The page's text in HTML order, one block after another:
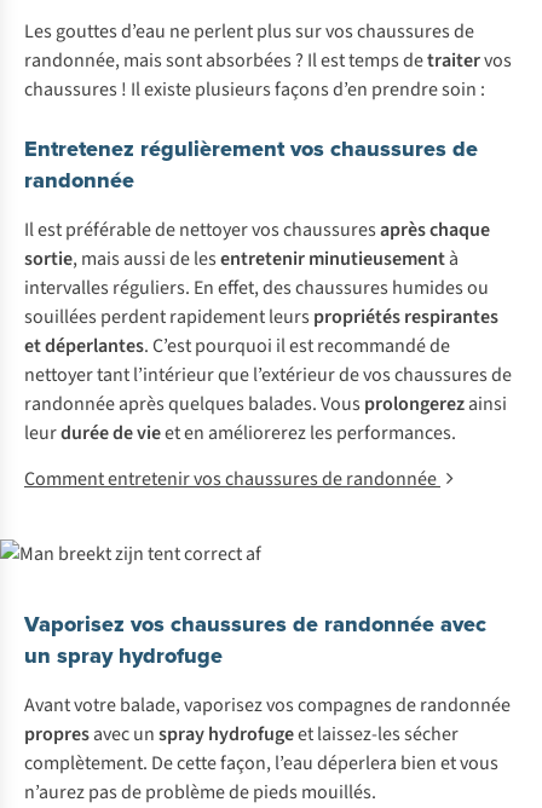
Les gouttes d’eau ne perlent plus sur vos chaussures de
randonnée, mais sont absorbées ? Il est temps detraitervos
chaussures ! Il existe plusieurs façons d’en prendre soin :
Entretenez régulièrement vos chaussures de
randonnée
Il est préférable de nettoyer vos chaussuresaprès chaque
sortie, mais aussi de lesentretenir minutieusementà
intervalles réguliers. En effet, des chaussures humides ou
souillées perdent rapidement leurs propriétés respirantes
et déperlantes. C’est pourquoi il est recommandé de
nettoyer tant l’intérieur que l’extérieur de vos chaussures de
randonnée après quelques balades. Vous prolongerezainsi
leurdurée de vieet en améliorerez les performances.
Comment entretenir vos chaussures de randonnée
Vaporisez vos chaussures de randonnée avec
un spray hydrofuge
Avant votre balade, vaporisez vos compagnes de randonnée
propresavec unspray hydrofugeet laissez-les sécher
complètement. De cette façon, l’eau déperlera bien et vous
n’aurez pas de problème de pieds mouillés.